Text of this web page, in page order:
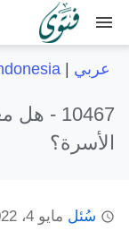
menu
عربي |
10467 -
هل
الأسرة؟
سُئل مايو 4، 2022